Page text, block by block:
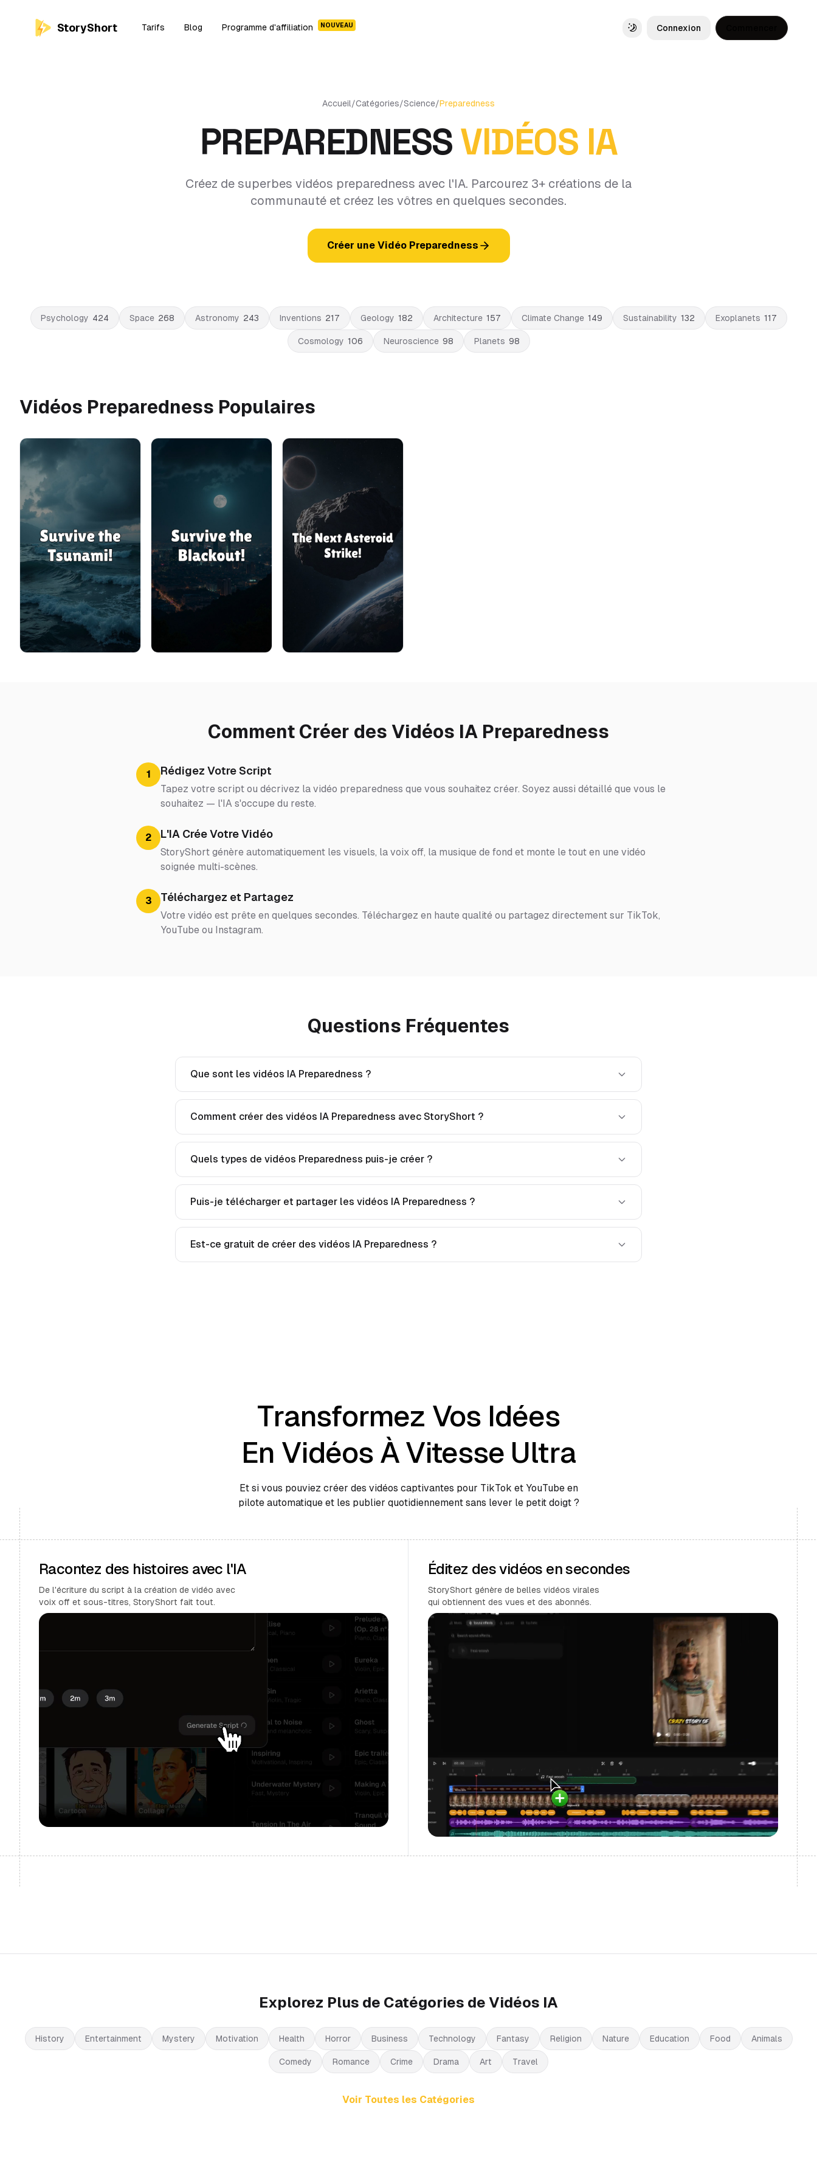
StoryShort Tarifs Blog Programme d'affiliation NOUVEAU
Toggle theme
Connexion
Accueil/Catégories/Science/Preparedness
PREPAREDNESSVIDÉOS IA
Créez de superbes vidéos preparedness avec l'IA. Parcourez 3+ créations de la
communauté et créez les vôtres en quelques secondes.
Créer une Vidéo Preparedness
Psychology 424 Space 268 Astronomy 243 Inventions 217 Geology 182 Architecture 157 Climate Change 149 Sustainability 132 Exoplanets 117
Cosmology 106 Neuroscience 98 Planets 98
Vidéos Preparedness Populaires
Comment Créer des Vidéos IA Preparedness
1 Rédigez Votre Script
Tapez votre script ou décrivez la vidéo preparedness que vous souhaitez créer. Soyez aussi détaillé que vous le
souhaitez — l'IA s'occupe du reste.
2 L'IA Crée Votre Vidéo
StoryShort génère automatiquement les visuels, la voix off, la musique de fond et monte le tout en une vidéo
soignée multi-scènes.
3 Téléchargez et Partagez
Votre vidéo est prête en quelques secondes. Téléchargez en haute qualité ou partagez directement sur TikTok,
YouTube ou Instagram.
Questions Fréquentes
Que sont les vidéos IA Preparedness ?
Comment créer des vidéos IA Preparedness avec StoryShort ?
Quels types de vidéos Preparedness puis-je créer ?
Puis-je télécharger et partager les vidéos IA Preparedness ?
Est-ce gratuit de créer des vidéos IA Preparedness ?
Transformez Vos Idées
En Vidéos À Vitesse Ultra
Et si vous pouviez créer des vidéos captivantes pour TikTok et YouTube en
pilote automatique et les publier quotidiennement sans lever le petit doigt ?
Racontez des histoires avec l'IA
De l'écriture du script à la création de vidéo avec
voix off et sous-titres, StoryShort fait tout.
Éditez des vidéos en secondes
StoryShort génère de belles vidéos virales
qui obtiennent des vues et des abonnés.
Explorez Plus de Catégories de Vidéos IA
History Entertainment Mystery Motivation Health Horror Business Technology Fantasy Religion Nature Education Food Animals
Comedy Romance Crime Drama Art Travel
Voir Toutes les Catégories